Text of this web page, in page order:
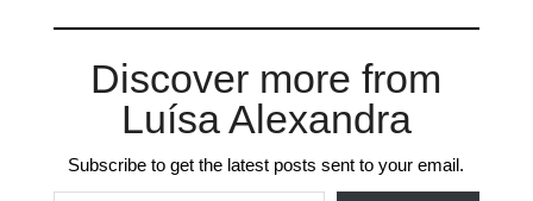
Discover more from
Luísa Alexandra
Subscribe to get the latest posts sent to your email.
Type your email…